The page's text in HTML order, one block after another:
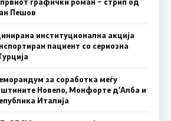
Пешов
институционална акција
пациент со сериозна
за соработка меѓу
Новело, Монфорте д’Алба и
Италија